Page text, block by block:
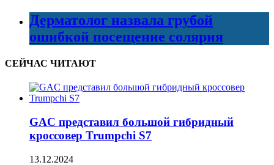
Дерматолог назвала грубой
ошибкой посещение солярия
СЕЙЧАС ЧИТАЮТ
GAC представил большой гибридный
кроссовер Trumpchi S7
13.12.2024